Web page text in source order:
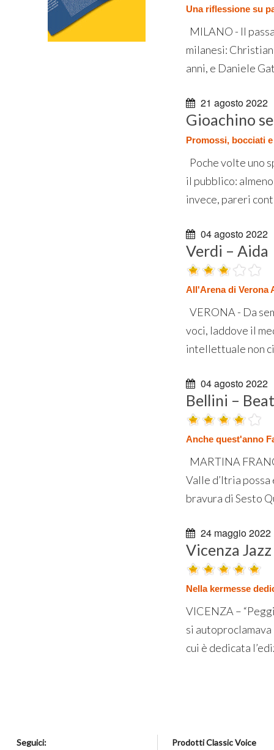
Una riflessione su
MILANO - Il
milanesi:
anni, e Daniele
21 agosto 2022
Gioachino
Promossi, bocciati
Poche volte uno
il pubblico:
invece, pareri
04 agosto 2022
Verdi – Aida
All'Arena di Verona
VERONA - Da
voci, laddove il
intellettuale non ci
04 agosto 2022
Bellini –
Anche quest'anno
MARTINA
Valle d’Itria
bravura di Sesto
24 maggio 2022
Vicenza
Nella kermesse
VICENZA –
si
cui è dedicata
Seguici: Prodotti Classic Voice